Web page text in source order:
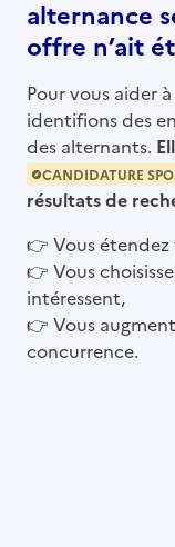
alternance
offre n’ait
Pour vous aider
identifions des
des alternants.
CANDIDATURE
résultats de
👉 Vous
👉 Vous
intéressent,
👉 Vous
concurrence.